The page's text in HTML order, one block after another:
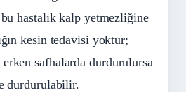
hastalık kalp yetmezliğine
kesin tedavisi yoktur;
safhalarda durdurulursa
durdurulabilir.